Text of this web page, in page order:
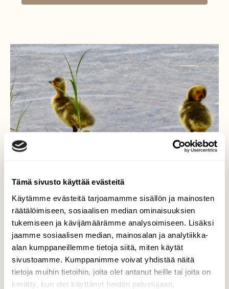
Tämä sivusto käyttää evästeitä
Käytämme evästeitä tarjoamamme sisällön ja mainosten
räätälöimiseen, sosiaalisen median ominaisuuksien
tukemiseen ja kävijämäärämme analysoimiseen. Lisäksi
jaamme sosiaalisen median, mainosalan ja analytiikka-
alan kumppaneillemme tietoja siitä, miten käytät
sivustoamme. Kumppanimme voivat yhdistää näitä
tietoja muihin tietoihin, joita olet antanut heille tai joita on
kerätty, kun olet käyttänyt heidän palvelujaan.
Uutta elämää
Kanadanhanhien poikaset tutustuvat
maailmaan Saimaan rannalla.